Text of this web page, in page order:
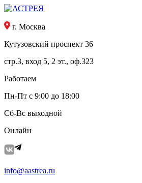
г. Москва
Кутузовский проспект 36
стр.3, вход 5, 2 эт., оф.323
Работаем
Пн-Пт с 9:00 до 18:00
Сб-Вс выходной
Онлайн
info@aastrea.ru